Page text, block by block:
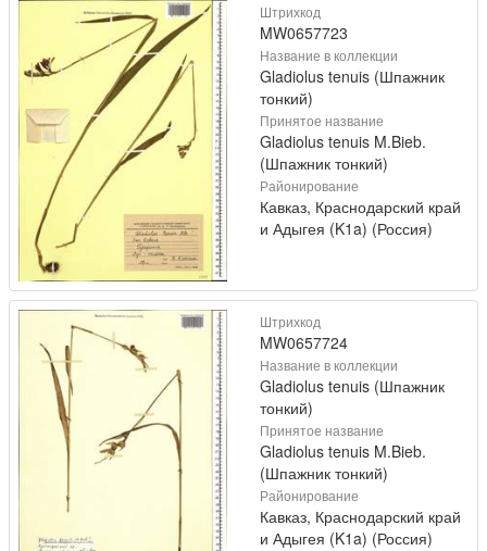
Штрихкод
MW0657723
Название в коллекции
Gladiolus tenuis (Шпажник
тонкий)
Принятое название
Gladiolus tenuis M.Bieb.
(Шпажник тонкий)
Районирование
Кавказ, Краснодарский край
и Адыгея (K1a) (Россия)
Штрихкод
MW0657724
Название в коллекции
Gladiolus tenuis (Шпажник
тонкий)
Принятое название
Gladiolus tenuis M.Bieb.
(Шпажник тонкий)
Районирование
Кавказ, Краснодарский край
и Адыгея (K1a) (Россия)